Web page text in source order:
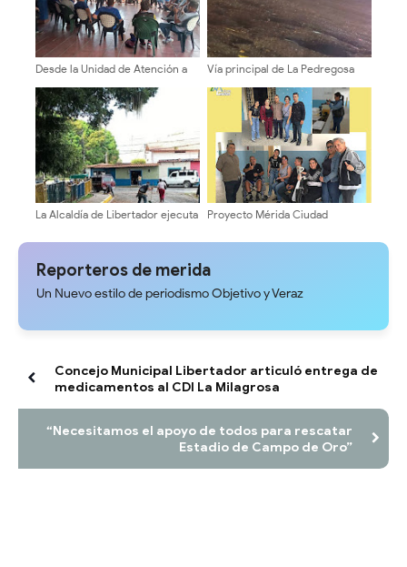
Desde la Unidad de Atención a
se iniciaron talleres de
sensibilización
Vía principal de La Pedregosa
la luna!
La Alcaldía de Libertador ejecuta
Santa Juana
Proyecto Mérida Ciudad
beneficio de los más
Reporteros de merida
Un Nuevo estilo de periodismo Objetivo y Veraz
Concejo Municipal Libertador articuló entrega de
medicamentos al CDI La Milagrosa
“Necesitamos el apoyo de todos para rescatar
Estadio de Campo de Oro”